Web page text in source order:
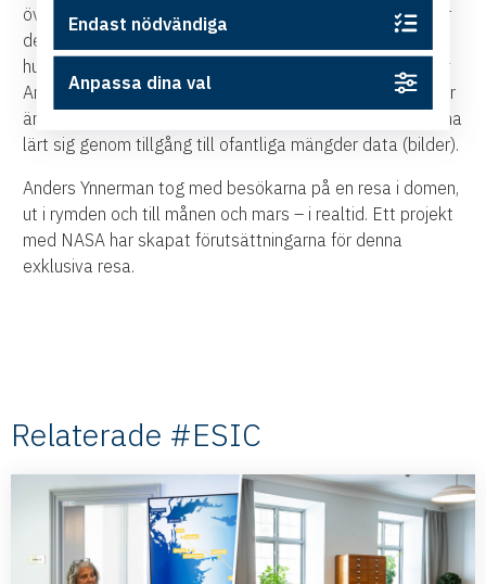
överträffa människors förmåga finns inom sjukvården när
det kommer till cancerdiagnoser. AI kan känna igen
hudcancer bättre än en hudcancerläkare. – men påpekar
Anders Ynnerman – AI kan sen inte förstå VAD hudcancer
är. De kan bara identifiera det hos patienterna efter att ha
lärt sig genom tillgång till ofantliga mängder data (bilder).
Anders Ynnerman tog med besökarna på en resa i domen,
ut i rymden och till månen och mars – i realtid. Ett projekt
med NASA har skapat förutsättningarna för denna
exklusiva resa.
Relaterade #ESIC
Endast nödvändiga
Anpassa dina val